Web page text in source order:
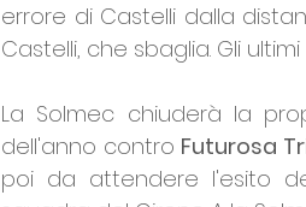
errore di Castelli dalla
Castelli, che sbaglia. Gli
La Solmec chiuderà la
dell'anno contro Futurosa
poi da attendere l'esito